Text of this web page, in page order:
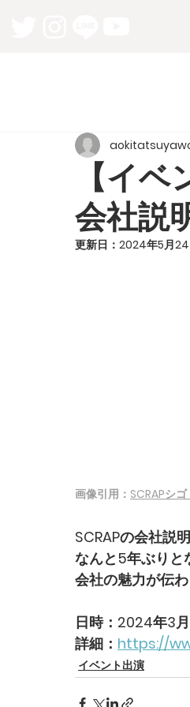
【イ
会社説
更新日： 2024年5月24
画像引用： SCRAPシゴ
SCRAPの会社説
なんと5年ぶりと
会社の魅力が伝
日時：2024年3
詳細： https://
イベント出演